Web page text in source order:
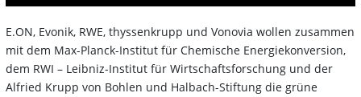
E.ON, Evonik, RWE, thyssenkrupp und Vonovia wollen zusammen
mit dem Max-Planck-Institut für Chemische Energiekonversion,
dem RWI – Leibniz-Institut für Wirtschaftsforschung und der
Alfried Krupp von Bohlen und Halbach-Stiftung die grüne